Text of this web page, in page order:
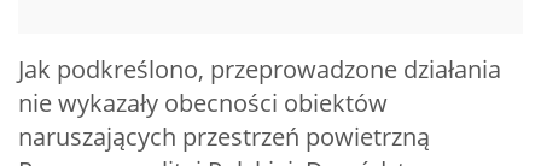
Jak podkreślono, przeprowadzone działania
nie wykazały obecności obiektów
naruszających przestrzeń powietrzną